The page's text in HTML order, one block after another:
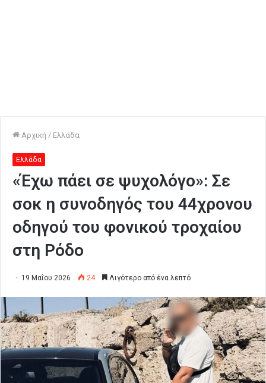
Αρχική / Ελλάδα
Ελλάδα
«Έχω πάει σε ψυχολόγο»: Σε
σοκ η συνοδηγός του 44χρονου
οδηγού του φονικού τροχαίου
στη Ρόδο
19 Μαΐου 2026 24 Λιγότερο από ένα λεπτό